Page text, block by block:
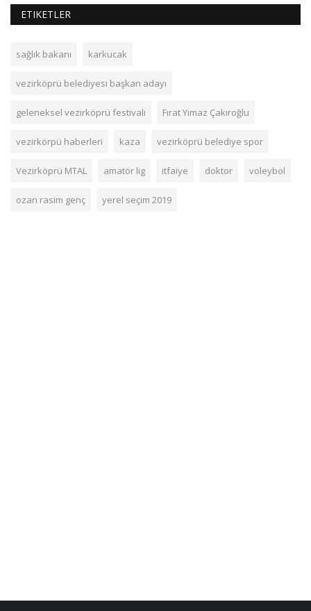
ETIKETLER
sağlık bakanı karkucak
vezirköprü belediyesi başkan adayı
geleneksel vezirköprü festivali Fırat Yımaz Çakıroğlu
vezirkörpü haberleri kaza vezirköprü belediye spor
Vezirköprü MTAL amatör lig itfaiye doktor voleybol
ozan rasim genç yerel seçim 2019